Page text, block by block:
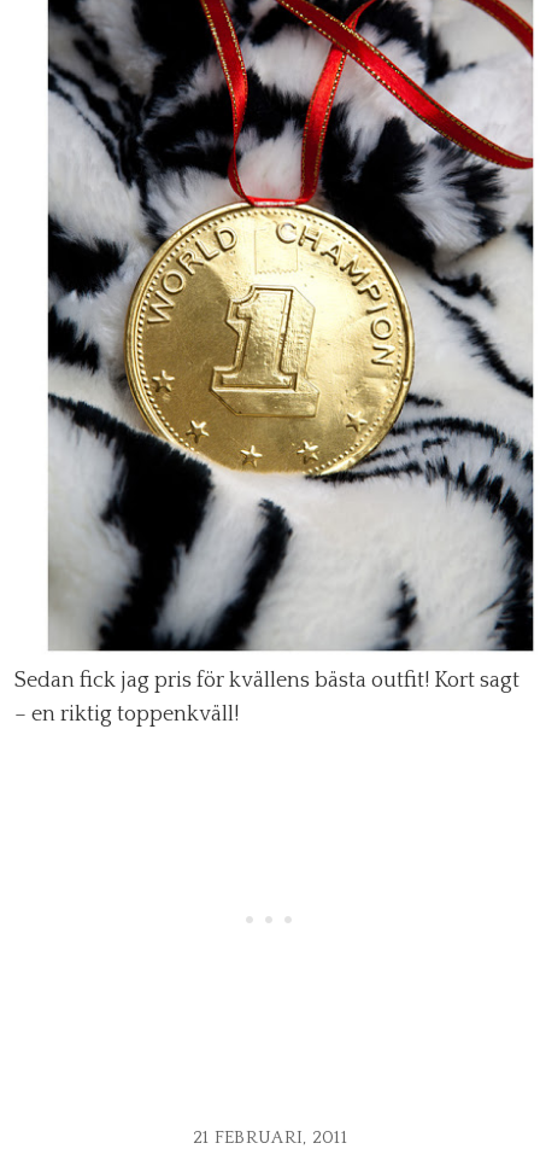
Sedan fick jag pris för kvällens bästa outfit! Kort sagt
– en riktig toppenkväll!
21 FEBRUARI, 2011